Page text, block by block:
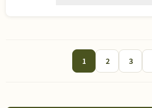
1 2 3